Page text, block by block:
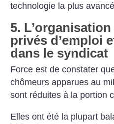
technologie la plus
5.
privés d’emploi
dans le syndicat
Force est de constater
chômeurs apparues au
sont réduites à la portion
Elles ont été la plupart